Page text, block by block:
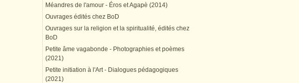
Méandres de l'amour - Éros et Agapè (2014)
Ouvrages édités chez BoD
Ouvrages sur la religion et la spiritualité, édités chez
BoD
Petite âme vagabonde - Photographies et poèmes
(2021)
Petite initiation à l'Art - Dialogues pédagogiques
(2021)